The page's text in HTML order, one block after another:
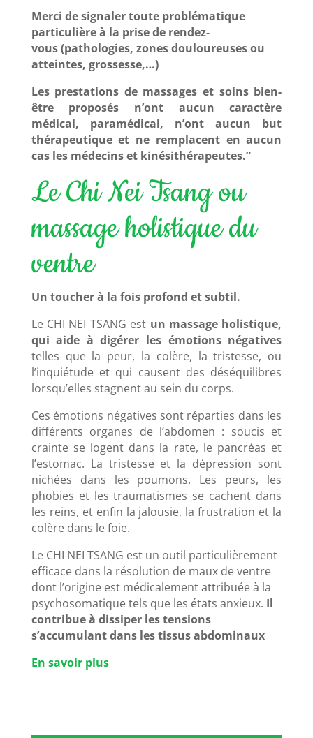
Merci de signaler toute problématique
particulière à la prise de rendez-
vous (pathologies, zones douloureuses ou
atteintes, grossesse,…)
Les prestations de massages et soins bien-
être proposés n’ont aucun caractère
médical, paramédical, n’ont aucun but
thérapeutique et ne remplacent en aucun
cas les médecins et kinésithérapeutes.”
Le Chi Nei Tsang ou
massage holistique du
ventre
Un toucher à la fois profond et subtil.
Le CHI NEI TSANG est un massage holistique,
qui aide à digérer les émotions négatives
telles que la peur, la colère, la tristesse, ou
l’inquiétude et qui causent des déséquilibres
lorsqu’elles stagnent au sein du corps.
Ces émotions négatives sont réparties dans les
différents organes de l’abdomen : soucis et
crainte se logent dans la rate, le pancréas et
l’estomac. La tristesse et la dépression sont
nichées dans les poumons. Les peurs, les
phobies et les traumatismes se cachent dans
les reins, et enfin la jalousie, la frustration et la
colère dans le foie.
Le CHI NEI TSANG est un outil particulièrement
efficace dans la résolution de maux de ventre
dont l’origine est médicalement attribuée à la
psychosomatique tels que les états anxieux. Il
contribue à dissiper les tensions
s’accumulant dans les tissus abdominaux
En savoir plus